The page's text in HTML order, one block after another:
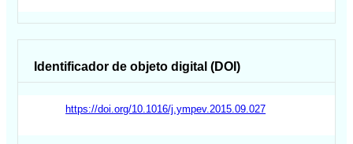
Identificador de objeto digital (DOI)
https://doi.org/10.1016/j.ympev.2015.09.027